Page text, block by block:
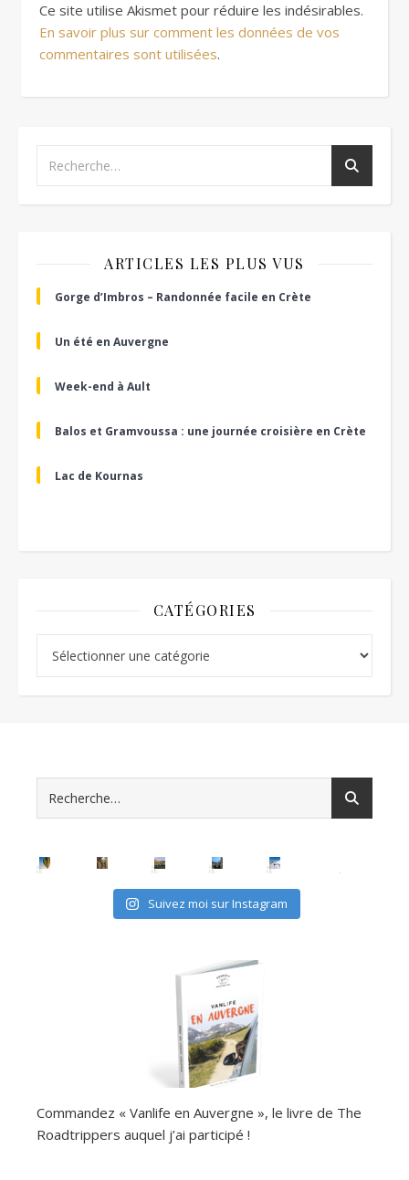
Ce site utilise Akismet pour réduire les indésirables.
En savoir plus sur comment les données de vos
commentaires sont utilisées.
ARTICLES LES PLUS VUS
Gorge d’Imbros – Randonnée facile en Crète
Un été en Auvergne
Week-end à Ault
Balos et Gramvoussa : une journée croisière en Crète
Lac de Kournas
CATÉGORIES
Suivez moi sur Instagram
Commandez « Vanlife en Auvergne », le livre de The
Roadtrippers auquel j’ai participé !